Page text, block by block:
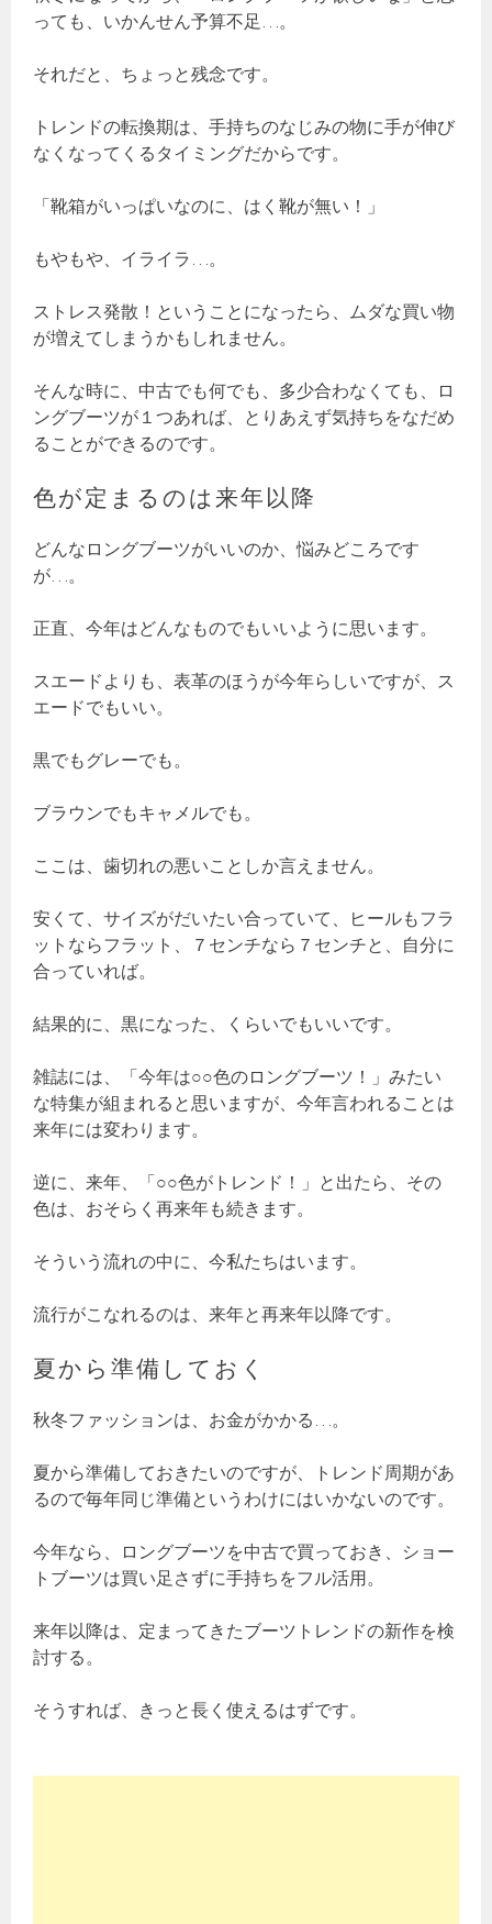
っても、いかんせん予算不足…。
それだと、ちょっと残念です。
トレンドの転換期は、手持ちのなじみの物に手が伸び
なくなってくるタイミングだからです。
「靴箱がいっぱいなのに、はく靴が無い！」
もやもや、イライラ…。
ストレス発散！ということになったら、ムダな買い物
が増えてしまうかもしれません。
そんな時に、中古でも何でも、多少合わなくても、ロ
ングブーツが１つあれば、とりあえず気持ちをなだめ
ることができるのです。
色が定まるのは来年以降
どんなロングブーツがいいのか、悩みどころです
が…。
正直、今年はどんなものでもいいように思います。
スエードよりも、表革のほうが今年らしいですが、ス
エードでもいい。
黒でもグレーでも。
ブラウンでもキャメルでも。
ここは、歯切れの悪いことしか言えません。
安くて、サイズがだいたい合っていて、ヒールもフラ
ットならフラット、７センチなら７センチと、自分に
合っていれば。
結果的に、黒になった、くらいでもいいです。
雑誌には、「今年は○○色のロングブーツ！」みたい
な特集が組まれると思いますが、今年言われることは
来年には変わります。
逆に、来年、「○○色がトレンド！」と出たら、その
色は、おそらく再来年も続きます。
そういう流れの中に、今私たちはいます。
流行がこなれるのは、来年と再来年以降です。
夏から準備しておく
秋冬ファッションは、お金がかかる…。
夏から準備しておきたいのですが、トレンド周期があ
るので毎年同じ準備というわけにはいかないのです。
今年なら、ロングブーツを中古で買っておき、ショー
トブーツは買い足さずに手持ちをフル活用。
来年以降は、定まってきたブーツトレンドの新作を検
討する。
そうすれば、きっと長く使えるはずです。